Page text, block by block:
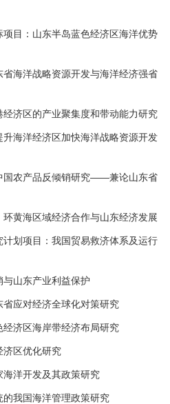
目：山东半岛蓝色经济区海洋优势
海洋战略资源开发与海洋经济强省
济区的产业聚集度和带动能力研究
海洋经济区加快海洋战略资源开发
国农产品反倾销研究——兼论山东省
黄海区域经济合作与山东经济发展
划项目：我国贸易救济体系及运行
山东产业利益保护
应对经济全球化对策研究
济区海岸带经济布局研究
济区优化研究
洋开发及其政策研究
我国海洋管理政策研究